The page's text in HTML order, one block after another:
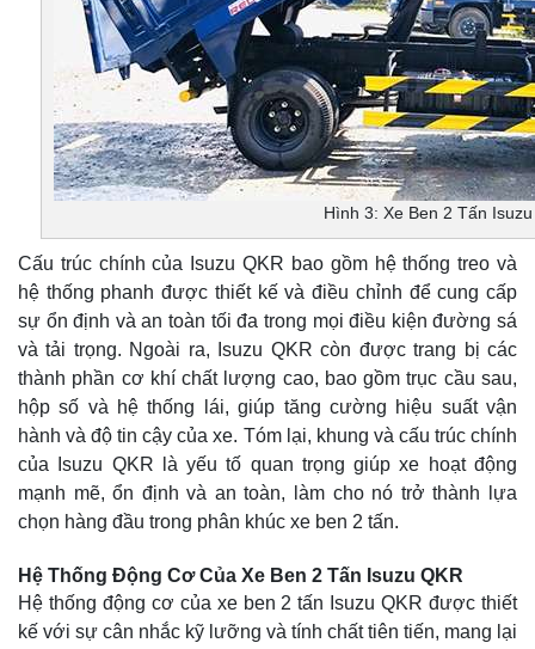
Hình 3: Xe Ben 2 Tấn Isuzu
Cấu trúc chính của Isuzu QKR bao gồm hệ thống treo và
hệ thống phanh được thiết kế và điều chỉnh để cung cấp
sự ổn định và an toàn tối đa trong mọi điều kiện đường sá
và tải trọng. Ngoài ra, Isuzu QKR còn được trang bị các
thành phần cơ khí chất lượng cao, bao gồm trục cầu sau,
hộp số và hệ thống lái, giúp tăng cường hiệu suất vận
hành và độ tin cậy của xe. Tóm lại, khung và cấu trúc chính
của Isuzu QKR là yếu tố quan trọng giúp xe hoạt động
mạnh mẽ, ổn định và an toàn, làm cho nó trở thành lựa
chọn hàng đầu trong phân khúc xe ben 2 tấn.
Hệ Thống Động Cơ Của Xe Ben 2 Tấn Isuzu QKR
Hệ thống động cơ của xe ben 2 tấn Isuzu QKR được thiết
kế với sự cân nhắc kỹ lưỡng và tính chất tiên tiến, mang lại